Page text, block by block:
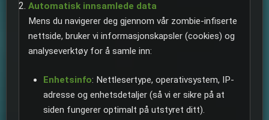
Automatisk innsamlede data
Mens du navigerer deg gjennom vår zombie-infiserte
nettside, bruker vi informasjonskapsler (cookies) og
analyseverktøy for å samle inn:
Enhetsinfo: Nettlesertype, operativsystem, IP-
adresse og enhetsdetaljer (så vi er sikre på at
siden fungerer optimalt på utstyret ditt).